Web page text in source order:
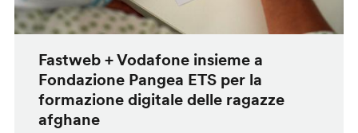
Fastweb + Vodafone insieme a
Fondazione Pangea ETS per la
formazione digitale delle ragazze
afghane